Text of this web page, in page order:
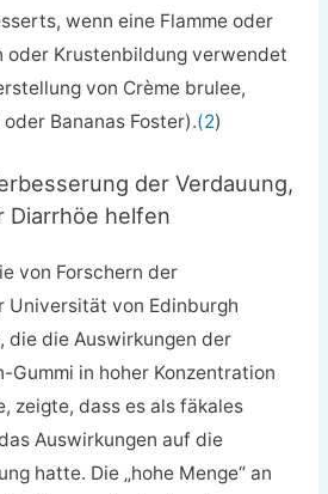
wenn eine Flamme oder
oder Krustenbildung verwendet
von Crème brulee,
Bananas Foster).(2)
der Verdauung,
Diarrhöe helfen
von Forschern der
Universität von Edinburgh
die Auswirkungen der
Gummi in hoher Konzentration
zeigte, dass es als fäkales
Auswirkungen auf die
hatte. Die „hohe Menge“ an